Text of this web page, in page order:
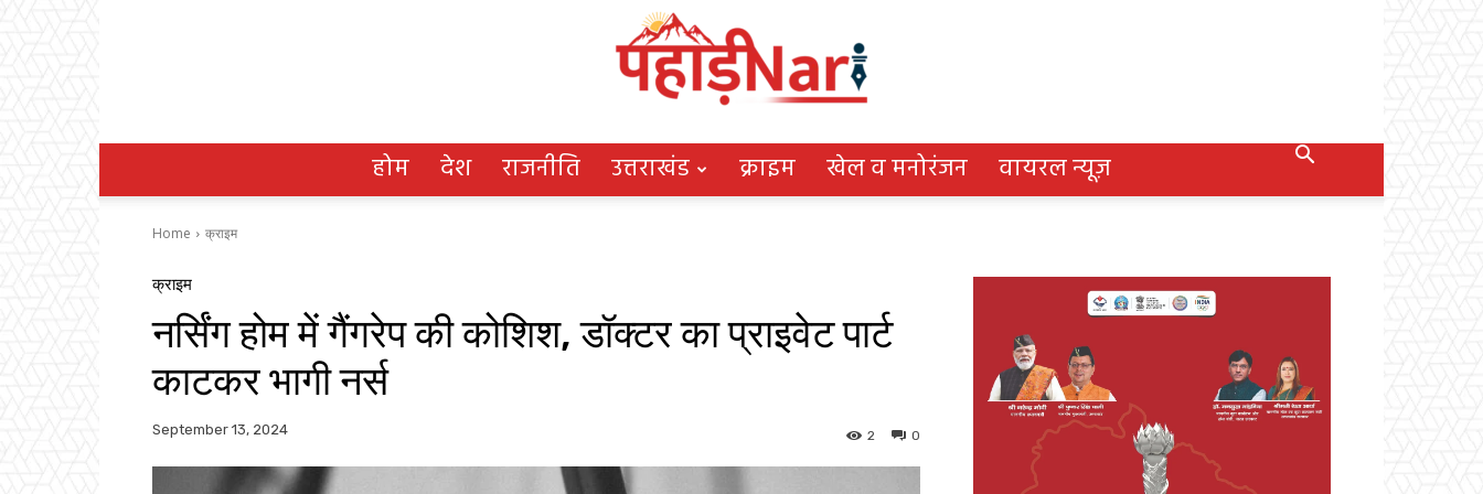
Pahadi
Nari
होम देश राजनीति उत्तराखंड क्राइम खेल व मनोरंजन वायरल न्यूज़
Home क्राइम
क्राइम
नर्सिंग होम में गैंगरेप की कोशिश, डॉक्टर का प्राइवेट पार्ट
काटकर भागी नर्स
September 13, 2024 0
2